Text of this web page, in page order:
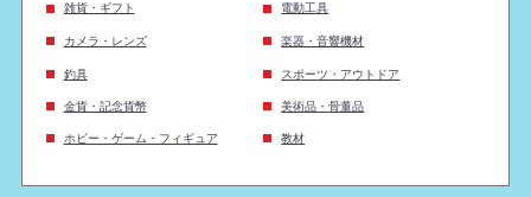
雑貨・ギフト 電動工具
カメラ・レンズ 楽器・音響機材
釣具 スポーツ・アウトドア
金貨・記念貨幣 美術品・骨董品
ホビー・ゲーム・フィギュア 教材